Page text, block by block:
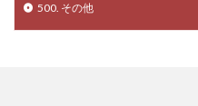
500. その他